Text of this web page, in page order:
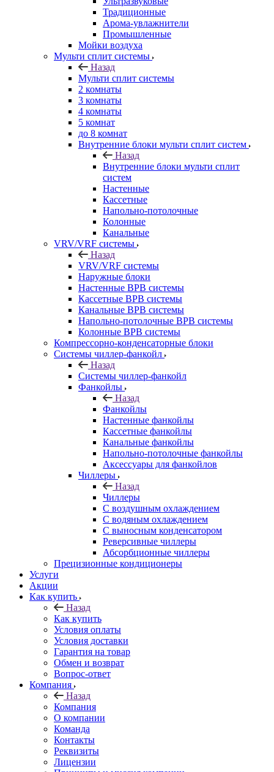
Традиционные
Арома-увлажнители
Промышленные
Мойки воздуха
Мульти сплит системы
Назад
Мульти сплит системы
2 комнаты
3 комнаты
4 комнаты
5 комнат
до 8 комнат
Внутренние блоки мульти сплит систем
Назад
Внутренние блоки мульти сплит
систем
Настенные
Кассетные
Напольно-потолочные
Колонные
Канальные
VRV/VRF системы
Назад
VRV/VRF системы
Наружные блоки
Настенные ВРВ системы
Кассетные ВРВ системы
Канальные ВРВ системы
Напольно-потолочные ВРВ системы
Колонные ВРВ системы
Компрессорно-конденсаторные блоки
Системы чиллер-фанкойл
Назад
Системы чиллер-фанкойл
Фанкойлы
Назад
Фанкойлы
Настенные фанкойлы
Кассетные фанкойлы
Канальные фанкойлы
Напольно-потолочные фанкойлы
Аксессуары для фанкойлов
Чиллеры
Назад
Чиллеры
С воздушным охлаждением
С водяным охлаждением
С выносным конденсатором
Реверсивные чиллеры
Абсорбционные чиллеры
Прецизионные кондиционеры
Услуги
Акции
Как купить
Назад
Как купить
Условия оплаты
Условия доставки
Гарантия на товар
Обмен и возврат
Вопрос-ответ
Компания
Назад
Компания
О компании
Команда
Контакты
Реквизиты
Лицензии